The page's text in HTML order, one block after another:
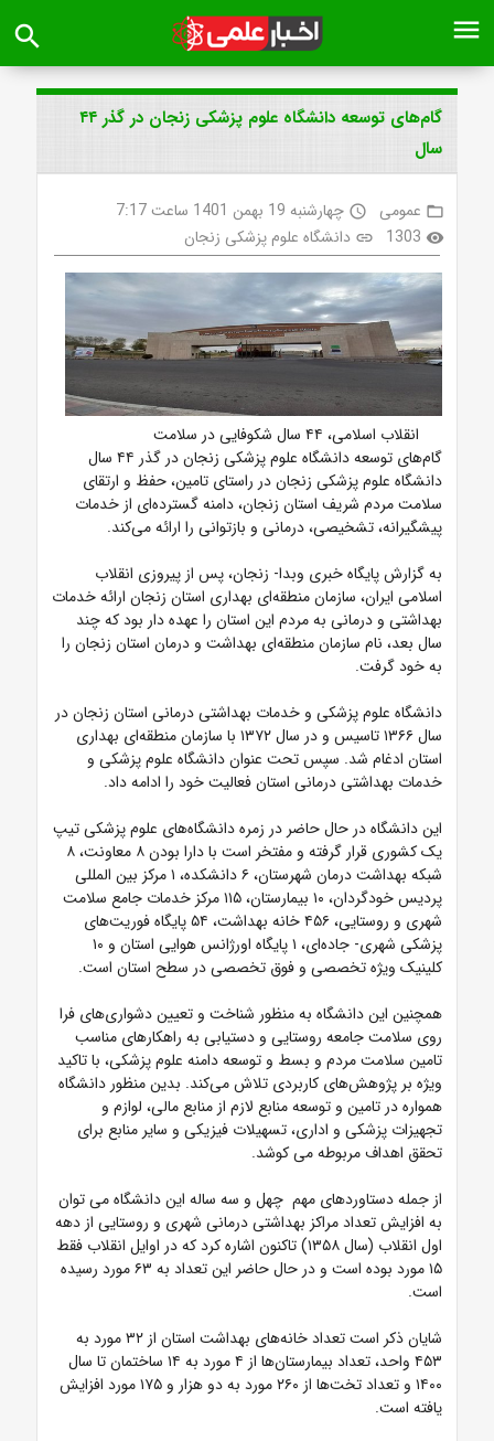
menu
search
گام‌های توسعه دانشگاه علوم پزشکی زنجان در گذر ۴۴
سال
folder_open عمومی access_time چهارشنبه 19 بهمن 1401 ساعت 7:17
visibility
1303
link دانشگاه علوم پزشکی زنجان
انقلاب اسلامی، ۴۴ سال شکوفایی در سلامت
گام‌های توسعه دانشگاه علوم پزشکی زنجان در گذر ۴۴ سال
دانشگاه علوم پزشکی زنجان در راستای تامین، حفظ و ارتقای
سلامت مردم شریف استان زنجان، دامنه گسترده‌ای از خدمات
پیشگیرانه، تشخیصی، درمانی و بازتوانی را ارائه می‌کند.
به گزارش پایگاه خبری وبدا- زنجان، پس از پیروزی انقلاب
اسلامی ایران، سازمان منطقه‌ای بهداری استان زنجان ارائه خدمات
بهداشتی و درمانی به مردم این استان را عهده دار بود که چند
سال بعد، نام سازمان منطقه‌ای بهداشت و درمان استان زنجان را
به خود گرفت.
دانشگاه علوم پزشکی و خدمات بهداشتی درمانی استان زنجان در
سال ۱۳۶۶ تاسیس و در سال ۱۳۷۲ با سازمان منطقه‌ای بهداری
استان ادغام شد. سپس تحت عنوان دانشگاه علوم پزشکی و
خدمات بهداشتی درمانی استان فعالیت خود را ادامه داد.
این دانشگاه در حال حاضر در زمره دانشگاه‌های علوم پزشکی تیپ
یک کشوری قرار گرفته و مفتخر است با دارا بودن ۸ معاونت، ۸
شبکه بهداشت درمان شهرستان، ۶ دانشکده، ۱ مرکز بین المللی
پردیس خودگردان، ۱۰ بیمارستان، ۱۱۵ مرکز خدمات جامع سلامت
شهری و روستایی، ۴۵۶ خانه بهداشت، ۵۴ پایگاه فوریت‌های
پزشکی شهری- جاده‌ای، ۱ پایگاه اورژانس هوایی استان و ۱۰
کلینیک ویژه تخصصی و فوق تخصصی در سطح استان است.
همچنین این دانشگاه به منظور شناخت و تعیین دشواری‌های فرا
روی سلامت جامعه روستایی و دستیابی به راهکارهای مناسب
تامین سلامت مردم و بسط و توسعه دامنه علوم پزشکی، با تاکید
ویژه بر پژوهش‌های کاربردی تلاش می‌کند. بدین منظور دانشگاه
همواره در تامین و توسعه منابع لازم از منابع مالی، لوازم و
تجهیزات پزشکی و اداری، تسهیلات فیزیکی و سایر منابع برای
تحقق اهداف مربوطه می کوشد.
از جمله دستاوردهای مهم چهل و سه ساله این دانشگاه می توان
به افزایش تعداد مراکز بهداشتی درمانی شهری و روستایی از دهه
اول انقلاب (سال ۱۳۵۸) تاکنون اشاره کرد که در اوایل انقلاب فقط
۱۵ مورد بوده است و در حال حاضر این تعداد به ۶۳ مورد رسیده
است.
شایان ذکر است تعداد خانه‌های بهداشت استان از ۳۲ مورد به
۴۵۳ واحد، تعداد بیمارستان‌ها از ۴ مورد به ۱۴ ساختمان تا سال
۱۴۰۰ و تعداد تخت‌ها از ۲۶۰ مورد به دو هزار و ۱۷۵ مورد افزایش
یافته است.